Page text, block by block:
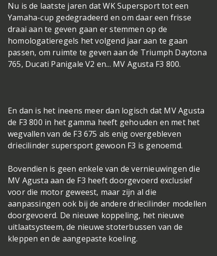
Nu is de laatste jaren dat WK Supersport tot een
Yamaha-cup gedegradeerd en om daar een frisse
draai aan te geven gaan er stemmen op de
homologatieregels het volgend jaar aan te gaan
passen, om ruimte te geven aan de Triumph Daytona
765, Ducati Panigale V2 en... MV Agusta F3 800.
En dan is het ineens meer dan logisch dat MV Agusta
de F3 800 in het gamma heeft gehouden en met het
wegvallen van de F3 675 als enig overgebleven
driecilinder supersport gewoon F3 is genoemd.
Bovendien is geen enkele van de vernieuwingen die
MV Agusta aan de F3 heeft doorgevoerd exclusief
voor die motor geweest, maar zijn al die
aanpassingen ook bij de andere driecilinder modellen
doorgevoerd. De nieuwe koppeling, het nieuwe
uitlaatsysteem, de nieuwe stoterbussen van de
kleppen en de aangepaste koeling.